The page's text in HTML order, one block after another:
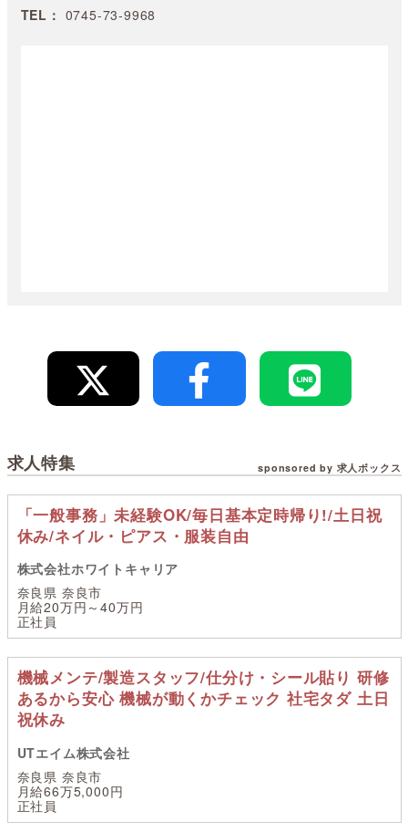
TEL： 0745-73-9968
求人特集 sponsored by 求人ボックス
「一般事務」未経験OK/毎日基本定時帰り!/土日祝
休み/ネイル・ピアス・服装自由
株式会社ホワイトキャリア
奈良県 奈良市
月給20万円～40万円
正社員
機械メンテ/製造スタッフ/仕分け・シール貼り 研修
あるから安心 機械が動くかチェック 社宅タダ 土日
祝休み
UTエイム株式会社
奈良県 奈良市
月給66万5,000円
正社員